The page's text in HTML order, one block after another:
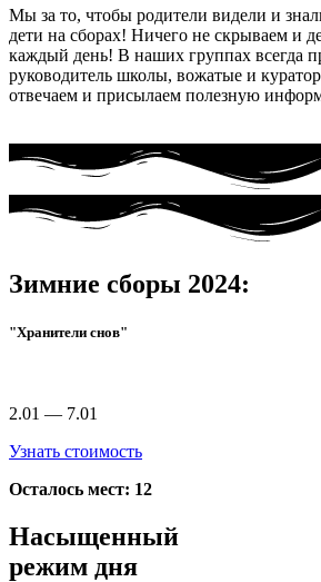
Мы за то, чтобы родители видели и
дети на сборах! Ничего не скрываем и
каждый день! В наших группах всегда
руководитель школы, вожатые и
отвечаем и присылаем полезную
Зимние сборы 2024:
"Хранители снов"
2.01 — 7.01
Узнать стоимость
Осталось мест: 12
Насыщенный
режим дня